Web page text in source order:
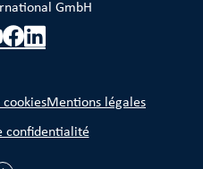
GmbH
Mentions légales
confidentialité